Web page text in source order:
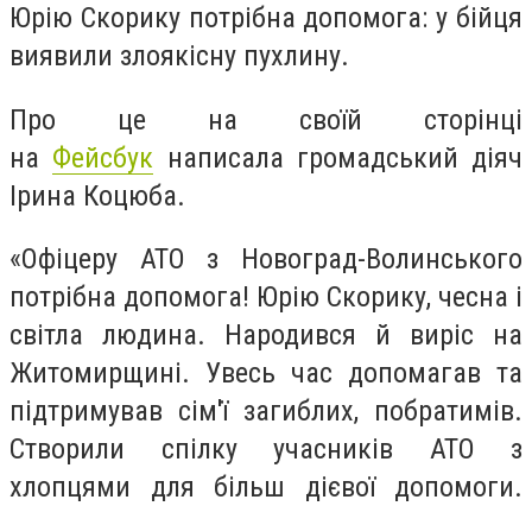
Юрію Скорику потрібна допомога: у бійця
виявили злоякісну пухлину.
Про це на своїй сторінці
на Фейсбук написала громадський діяч
Ірина Коцюба.
«Офіцеру АТО з Новоград-Волинського
потрібна допомога! Юрію Скорику, чесна і
світла людина. Народився й виріс на
Житомирщині. Увесь час допомагав та
підтримував сім'ї загиблих, побратимів.
Створили спілку учасників АТО з
хлопцями для більш дієвої допомоги.